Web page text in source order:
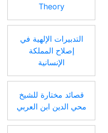
Theory
التدبيرات الإلهية في
إصلاح المملكة
الإنسانية
قصائد مختارة للشيخ
محي الدين ابن العربي